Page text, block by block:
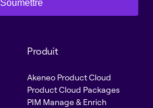
Soumettre
Produit
Akeneo Product Cloud
Product Cloud Packages
PIM Manage & Enrich